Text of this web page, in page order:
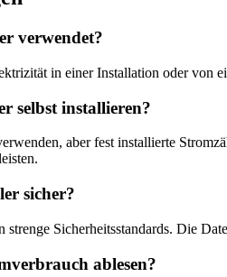
verwendet?
in einer Installation oder von
selbst installieren?
aber fest installierte
sicher?
strenge Sicherheitsstandards. Die
ablesen?